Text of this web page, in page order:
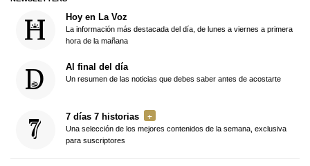
Hoy en La Voz
La información más destacada del día, de lunes a viernes a primera
hora de la mañana
Al final del día
Un resumen de las noticias que debes saber antes de acostarte
7 días 7 historias
Una selección de los mejores contenidos de la semana, exclusiva
para suscriptores